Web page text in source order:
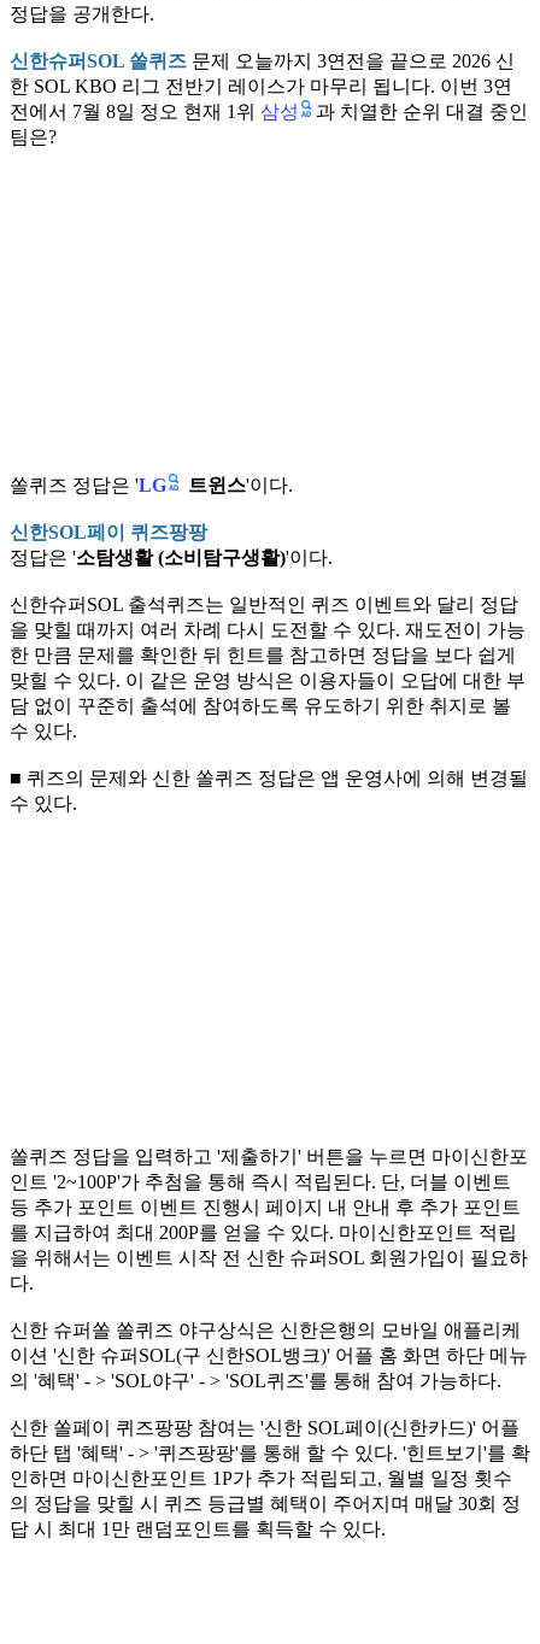
정답을 공개한다.
신한슈퍼SOL 쏠퀴즈 문제 오늘까지 3연전을 끝으로 2026 신
한 SOL KBO 리그 전반기 레이스가 마무리 됩니다. 이번 3연
전에서 7월 8일 정오 현재 1위 삼성
과 치열한 순위 대결 중인
팀은?
쏠퀴즈 정답은 'LG 트윈스'이다.
신한SOL페이 퀴즈팡팡
정답은 '소탐생활 (소비탐구생활)'이다.
신한슈퍼SOL 출석퀴즈는 일반적인 퀴즈 이벤트와 달리 정답
을 맞힐 때까지 여러 차례 다시 도전할 수 있다. 재도전이 가능
한 만큼 문제를 확인한 뒤 힌트를 참고하면 정답을 보다 쉽게
맞힐 수 있다. 이 같은 운영 방식은 이용자들이 오답에 대한 부
담 없이 꾸준히 출석에 참여하도록 유도하기 위한 취지로 볼
수 있다.
■ 퀴즈의 문제와 신한 쏠퀴즈 정답은 앱 운영사에 의해 변경될
수 있다.
쏠퀴즈 정답을 입력하고 '제출하기' 버튼을 누르면 마이신한포
인트 '2~100P'가 추첨을 통해 즉시 적립된다. 단, 더블 이벤트
등 추가 포인트 이벤트 진행시 페이지 내 안내 후 추가 포인트
를 지급하여 최대 200P를 얻을 수 있다. 마이신한포인트 적립
을 위해서는 이벤트 시작 전 신한 슈퍼SOL 회원가입이 필요하
다.
신한 슈퍼쏠 쏠퀴즈 야구상식은 신한은행의 모바일 애플리케
이션 '신한 슈퍼SOL(구 신한SOL뱅크)' 어플 홈 화면 하단 메뉴
의 '혜택' - > 'SOL야구' - > 'SOL퀴즈'를 통해 참여 가능하다.
신한 쏠페이 퀴즈팡팡 참여는 '신한 SOL페이(신한카드)' 어플
하단 탭 '혜택' - > '퀴즈팡팡'를 통해 할 수 있다. '힌트보기'를 확
인하면 마이신한포인트 1P가 추가 적립되고, 월별 일정 횟수
의 정답을 맞힐 시 퀴즈 등급별 혜택이 주어지며 매달 30회 정
답 시 최대 1만 랜덤포인트를 획득할 수 있다.